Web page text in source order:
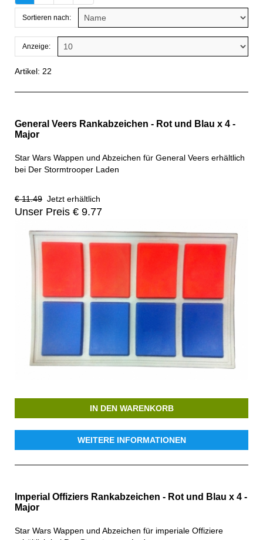
Sortieren nach:
Anzeige:
Artikel: 22
General Veers Rankabzeichen - Rot und Blau x 4 -
Major
Star Wars Wappen und Abzeichen für General Veers erhältlich
bei Der Stormtrooper Laden
€ 11.49 Jetzt erhältlich
Unser Preis € 9.77
IN DEN WARENKORB
WEITERE INFORMATIONEN
Imperial Offiziers Rankabzeichen - Rot und Blau x 4 -
Major
Star Wars Wappen und Abzeichen für imperiale Offiziere